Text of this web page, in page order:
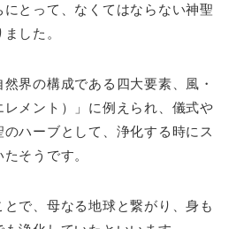
とって、なくてはならない神聖
した。
界の構成である四大要素、風・
メント）」に例えられ、儀式や
ハーブとして、浄化する時にス
そうです。
で、母なる地球と繋がり、身も